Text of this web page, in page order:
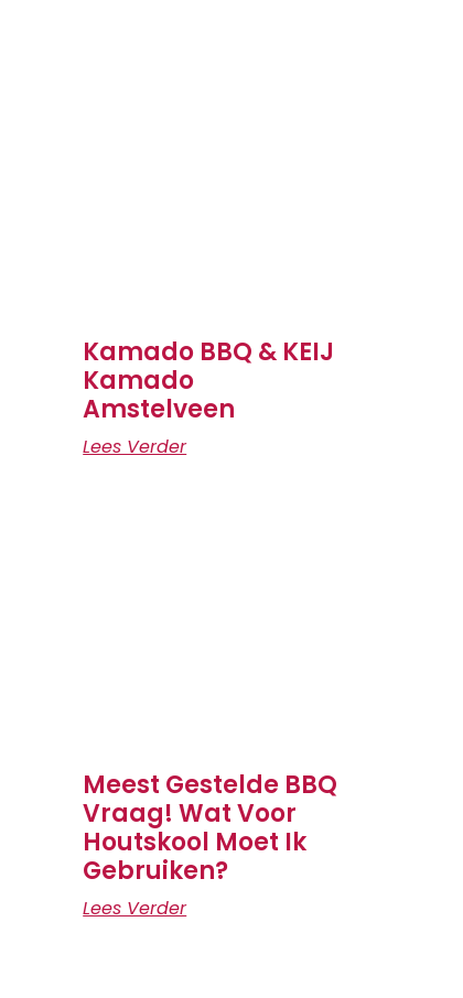
Kamado BBQ & KEIJ
Kamado
Amstelveen
Lees Verder
Meest Gestelde BBQ
Vraag! Wat Voor
Houtskool Moet Ik
Gebruiken?
Lees Verder